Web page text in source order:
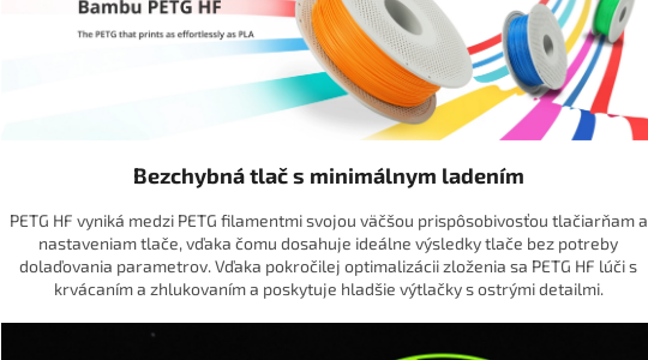
Bezchybná tlač s minimálnym ladením
PETG HF vyniká medzi PETG filamentmi svojou väčšou prispôsobivosťou tlačiarňam a
nastaveniam tlače, vďaka čomu dosahuje ideálne výsledky tlače bez potreby
dolaďovania parametrov. Vďaka pokročilej optimalizácii zloženia sa PETG HF lúči s
krvácaním a zhlukovaním a poskytuje hladšie výtlačky s ostrými detailmi.